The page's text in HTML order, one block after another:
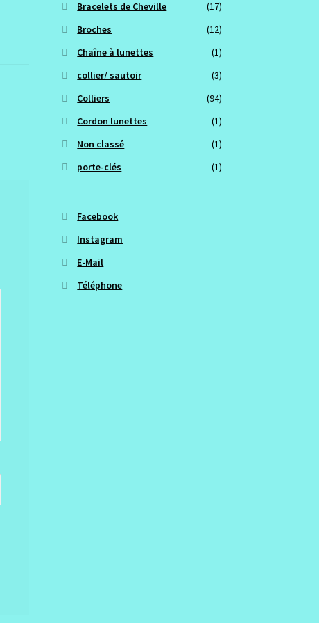
Bracelets de Cheville
(17)
Broches
(12)
Chaîne à lunettes
(1)
collier/ sautoir
(3)
Colliers
(94)
Cordon lunettes
(1)
Non classé
(1)
porte-clés
(1)
Facebook
Instagram
E-Mail
Téléphone